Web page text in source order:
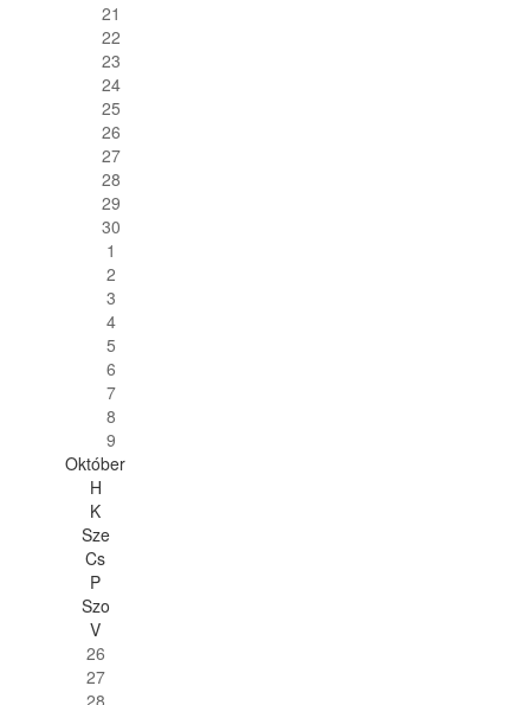
21
22
23
24
25
26
27
28
29
30
1
2
3
4
5
6
7
8
9
Október
H
K
Sze
Cs
P
Szo
V
26
27